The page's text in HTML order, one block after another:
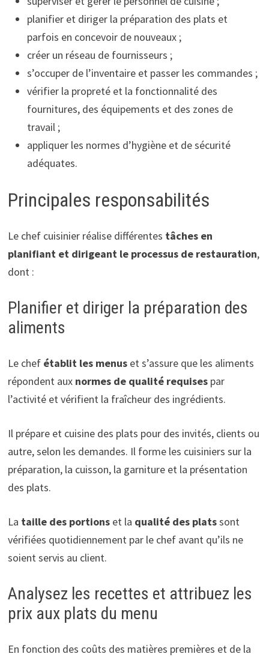
planifier et diriger la préparation des plats et
parfois en concevoir de nouveaux ;
créer un réseau de fournisseurs ;
s’occuper de l’inventaire et passer les commandes ;
vérifier la propreté et la fonctionnalité des
fournitures, des équipements et des zones de
travail ;
appliquer les normes d’hygiène et de sécurité
adéquates.
Principales responsabilités
Le chef cuisinier réalise différentes tâches en
planifiant et dirigeant le processus de restauration,
dont :
Planifier et diriger la préparation des
aliments
Le chef établit les menus et s’assure que les aliments
répondent aux normes de qualité requisespar
l’activité et vérifient la fraîcheur des ingrédients.
Il prépare et cuisine des plats pour des invités, clients ou
autre, selon les demandes. Il forme les cuisiniers sur la
préparation, la cuisson, la garniture et la présentation
des plats.
La taille des portionset la qualité des platssont
vérifiées quotidiennement par le chef avant qu’ils ne
soient servis au client.
Analysez les recettes et attribuez les
prix aux plats du menu
En fonction des coûts des matières premières et de la